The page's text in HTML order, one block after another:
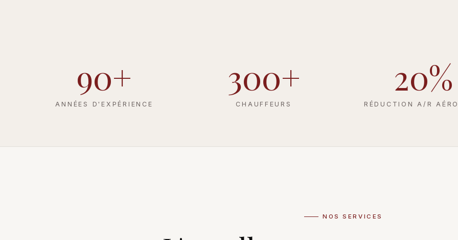
90+
ANNÉES D'EXPÉRIENCE
300+
CHAUFFEURS
20%
RÉDUCTION A/R
NOS SERVICES